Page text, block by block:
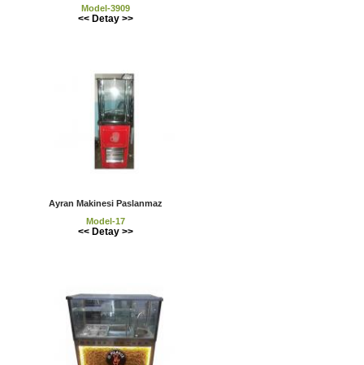
Model-3909
<< Detay >>
Ayran Makinesi Paslanmaz
Model-17
<< Detay >>